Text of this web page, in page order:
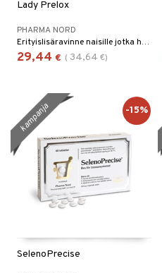
Lady Prelox
PHARMA NORD
Erityislisäravinne naisille jotka haluavat enemmän!
29,44 € ( 34,64 €)
SelenoPrecise
kampanja -15%